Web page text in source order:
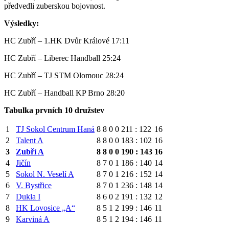
předvedli zuberskou bojovnost.
Výsledky:
HC Zubří – 1.HK Dvůr Králové 17:11
HC Zubří – Liberec Handball 25:24
HC Zubří – TJ STM Olomouc 28:24
HC Zubří – Handball KP Brno 28:20
Tabulka prvních 10 družstev
1 TJ Sokol Centrum Haná 8 8 0 0 211 : 122 16
2
Talent A 8 8 0 0 183 : 102 16
3
Zubří A 8 8 0 0 190 : 143 16
4
Jičín 8 7 0 1 186 : 140 14
5
Sokol N. Veselí A 8 7 0 1 216 : 152 14
6
V. Bystřice 8 7 0 1 236 : 148 14
7
Dukla I 8 6 0 2 191 : 132 12
8
HK Lovosice „A“ 8 5 1 2 199 : 146 11
9
Karviná A 8 5 1 2 194 : 146 11